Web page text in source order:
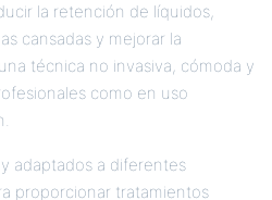
la retención de líquidos,
cansadas y mejorar la
técnica no invasiva, cómoda y
como en uso
adaptados a diferentes
proporcionar tratamientos